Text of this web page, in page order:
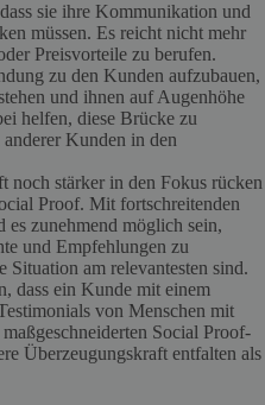
sie ihre Kommunikation und
müssen. Es reicht nicht mehr
Preisvorteile zu berufen.
zu den Kunden aufzubauen,
und ihnen auf Augenhöhe
helfen, diese Brücke zu
Kunden in den
stärker in den Fokus rücken
Proof. Mit fortschreitenden
zunehmend möglich sein,
und Empfehlungen zu
am relevantesten sind.
dass ein Kunde mit einem
von Menschen mit
Social Proof-
Überzeugungskraft entfalten als